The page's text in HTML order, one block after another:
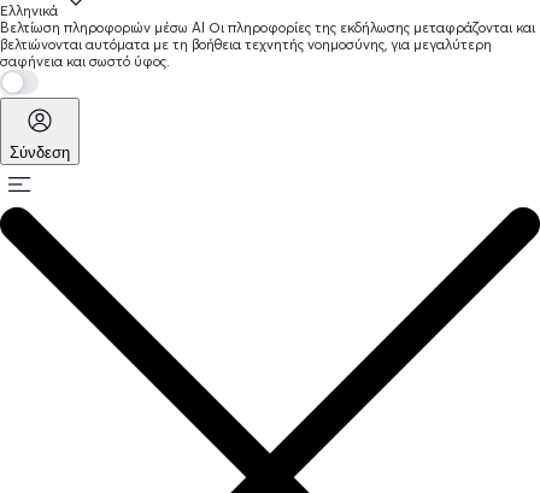
Ελληνικά
Βελτίωση πληροφοριών μέσω AI Οι πληροφορίες της εκδήλωσης μεταφράζονται και
βελτιώνονται αυτόματα με τη βοήθεια τεχνητής νοημοσύνης, για μεγαλύτερη
σαφήνεια και σωστό ύφος.
Σύνδεση